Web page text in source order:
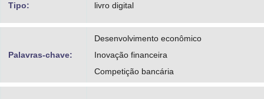
Tipo: livro digital
Palavras-chave:
Desenvolvimento econômico
Inovação financeira
Competição bancária